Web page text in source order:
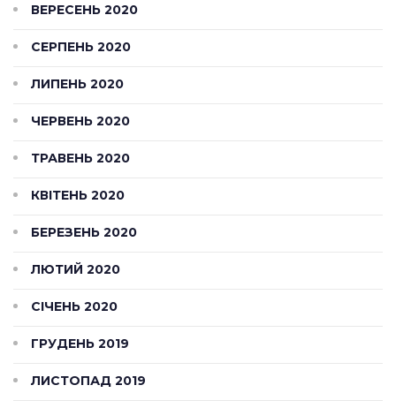
ВЕРЕСЕНЬ 2020
СЕРПЕНЬ 2020
ЛИПЕНЬ 2020
ЧЕРВЕНЬ 2020
ТРАВЕНЬ 2020
КВІТЕНЬ 2020
БЕРЕЗЕНЬ 2020
ЛЮТИЙ 2020
СІЧЕНЬ 2020
ГРУДЕНЬ 2019
ЛИСТОПАД 2019